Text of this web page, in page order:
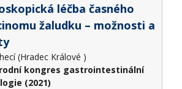
léčba časného
žaludku – možnosti a
I. Tachecí (Hradec Králové )
kongres gastrointestinální
(2021)